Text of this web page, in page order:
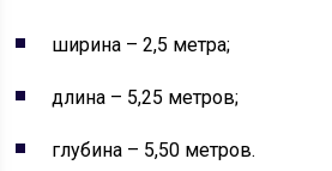
ширина – 2,5 метра;
длина – 5,25 метров;
глубина – 5,50 метров.